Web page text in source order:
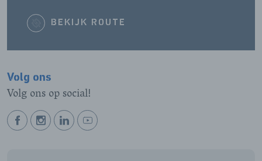
BEKIJK ROUTE
Volg ons
Volg ons op social!
BEKIJKBEKIJKBEKIJKBEKIJK